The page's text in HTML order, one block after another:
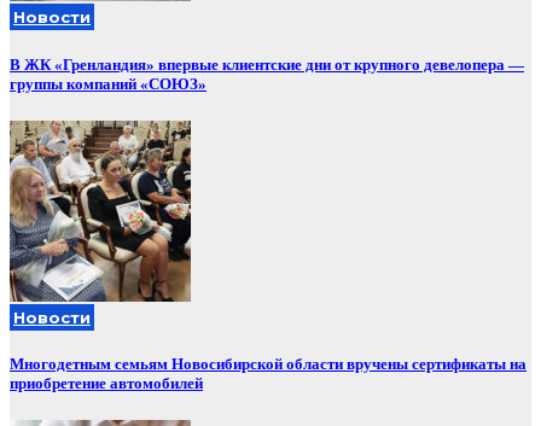
Новости
В ЖК «Гренландия» впервые клиентские дни от крупного девелопера —
группы компаний «СОЮЗ»
Новости
Многодетным семьям Новосибирской области вручены сертификаты на
приобретение автомобилей